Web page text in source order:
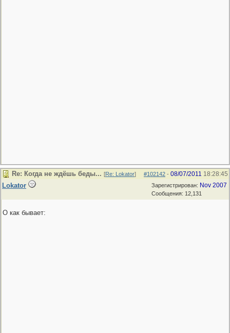
#102142 - 08/07/2011 18:28:45
Re: Когда не ждёшь беды... [Re: Lokator]
Зарегистрирован: Nov 2007
Сообщения: 12,131
Lokator
О как бывает: